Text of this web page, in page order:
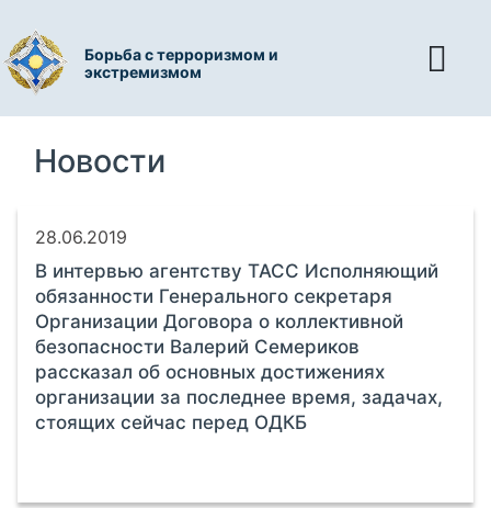
Борьба с терроризмом и
экстремизмом
Новости
28.06.2019
В интервью агентству ТАСС Исполняющий
обязанности Генерального секретаря
Организации Договора о коллективной
безопасности Валерий Семериков
рассказал об основных достижениях
организации за последнее время, задачах,
стоящих сейчас перед ОДКБ